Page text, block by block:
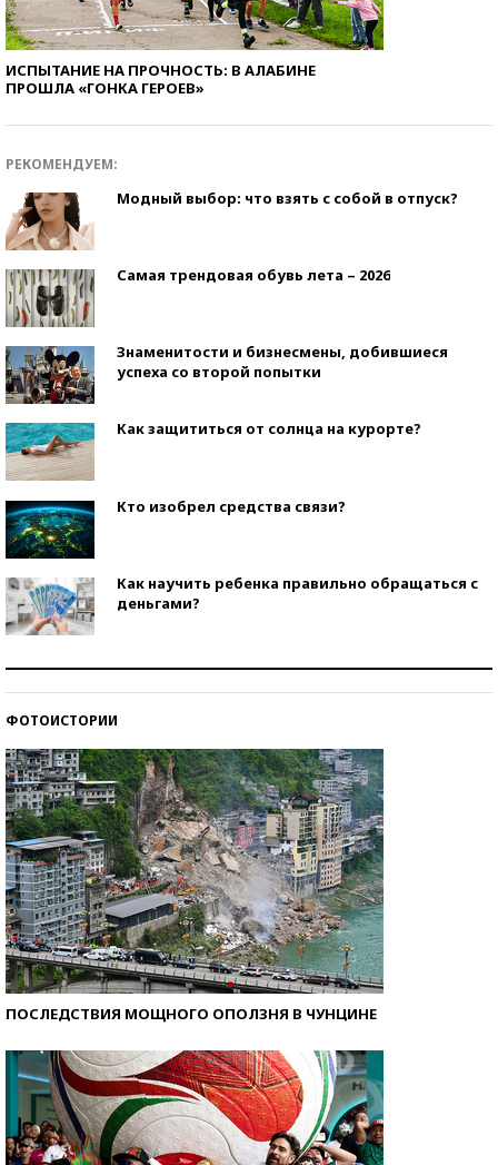
ИСПЫТАНИЕ НА ПРОЧНОСТЬ: В АЛАБИНЕ
ПРОШЛА «ГОНКА ГЕРОЕВ»
РЕКОМЕНДУЕМ:
Модный выбор: что взять с собой в отпуск?
Самая трендовая обувь лета – 2026
Знаменитости и бизнесмены, добившиеся
успеха со второй попытки
Как защититься от солнца на курорте?
Кто изобрел средства связи?
Как научить ребенка правильно обращаться с
деньгами?
ФОТОИСТОРИИ
ПОСЛЕДСТВИЯ МОЩНОГО ОПОЛЗНЯ В ЧУНЦИНЕ